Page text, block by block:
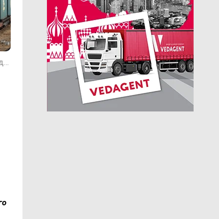
Фото Службы корпоративных коммуникаций Забайкальской железной дороги